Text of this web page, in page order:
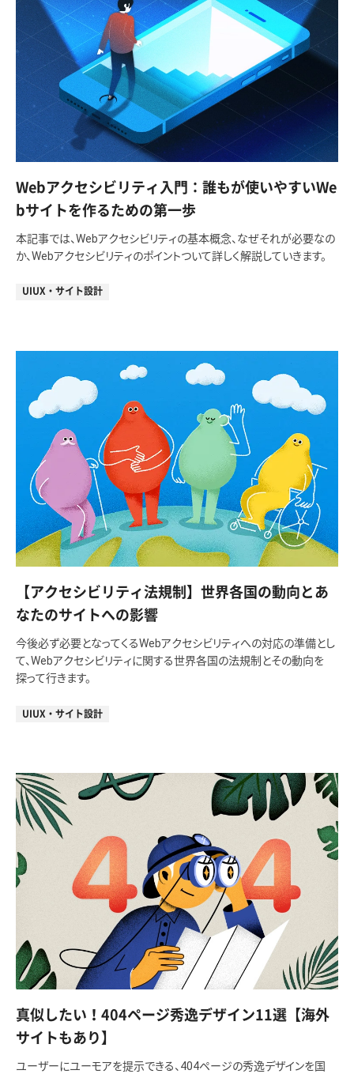
Webアクセシビリティ入門：誰もが使いやすいWe
bサイトを作るための第一歩
本記事では、Webアクセシビリティの基本概念、なぜそれが必要なの
か、Webアクセシビリティのポイントついて詳しく解説していきます。
UIUX・サイト設計
【アクセシビリティ法規制】世界各国の動向とあ
なたのサイトへの影響
今後必ず必要となってくるWebアクセシビリティへの対応の準備とし
て、Webアクセシビリティに関する世界各国の法規制とその動向を
探って行きます。
UIUX・サイト設計
真似したい！404ページ秀逸デザイン11選【海外
サイトもあり】
ユーザーにユーモアを提示できる、404ページの秀逸デザインを国